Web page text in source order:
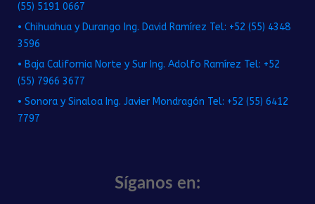
(55) 5191 0667
• Chihuahua y Durango Ing. David Ramírez Tel: +52 (55) 4348
3596
• Baja California Norte y Sur Ing. Adolfo Ramírez Tel: +52
(55) 7966 3677
• Sonora y Sinaloa Ing. Javier Mondragón Tel: +52 (55) 6412
7797
Síganos en: